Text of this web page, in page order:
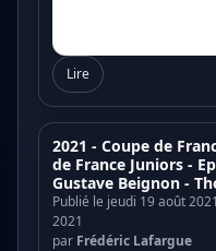
Lire
2021 - Coupe de
de France Juniors -
Gustave Beignon -
Publié le jeudi 19 août
2021
par Frédéric Lafargue